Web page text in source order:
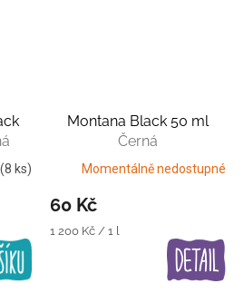
(8 ks)
Montana Black 50 ml
Černá
Momentálně nedostupné
60 Kč
Měrná
1 200 Kč / 1 l